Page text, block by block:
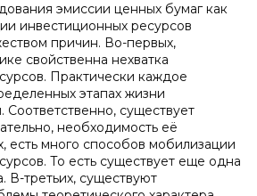
эмиссии ценных бумаг как
инвестиционных ресурсов
причин. Во-первых,
свойственна нехватка
Практически каждое
этапах жизни
Соответственно, существует
необходимость её
есть много способов мобилизации
То есть существует еще одна
третьих, существуют